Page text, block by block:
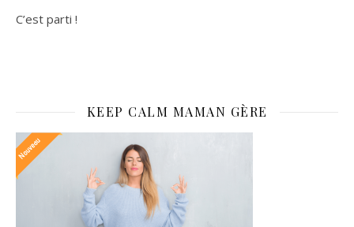
C’est parti !
KEEP CALM MAMAN GÈRE